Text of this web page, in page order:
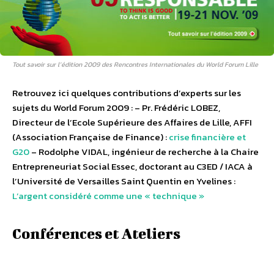
Tout savoir sur l’édition 2009 des Rencontres Internationales du World Forum Lille
Retrouvez ici quelques contributions d’experts sur les
sujets du World Forum 2009 : – Pr. Frédéric LOBEZ,
Directeur de l’Ecole Supérieure des Affaires de Lille, AFFI
(Association Française de Finance) :crise financière et
G20– Rodolphe VIDAL, ingénieur de recherche à la Chaire
Entrepreneuriat Social Essec, doctorant au C3ED / IACA à
l’Université de Versailles Saint Quentin en Yvelines :
L’argent considéré comme une « technique »
Conférences et Ateliers